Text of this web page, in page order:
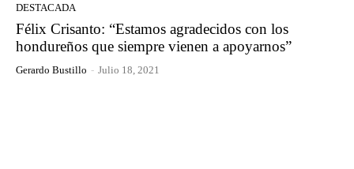
DESTACADA
Félix Crisanto: “Estamos agradecidos con los
hondureños que siempre vienen a apoyarnos”
Gerardo Bustillo - Julio 18, 2021